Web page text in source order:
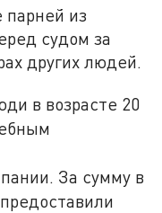
парней из
судом за
других людей.
в возрасте 20
За сумму в